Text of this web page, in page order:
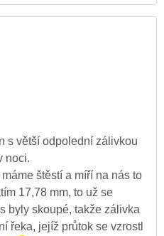
s větší odpolední zálivkou
noci.
štěstí a míří na nás to
17,78 mm, to už se
byly skoupé, takže zálivka
řeka, jejíž průtok se vzrostl